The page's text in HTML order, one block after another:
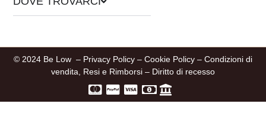
© 2024 Be Low – Privacy Policy – Cookie Policy – Condizioni di
vendita, Resi e Rimborsi – Diritto di recesso